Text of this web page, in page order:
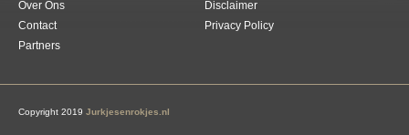
Over Ons
Disclaimer
Contact
Privacy Policy
Partners
Copyright 2019 Jurkjesenrokjes.nl